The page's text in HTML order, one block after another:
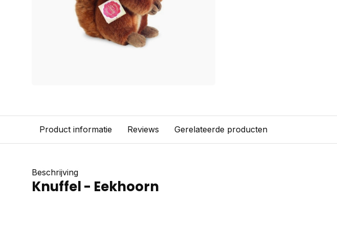
Product informatie Reviews Gerelateerde producten
Beschrijving
Knuffel - Eekhoorn